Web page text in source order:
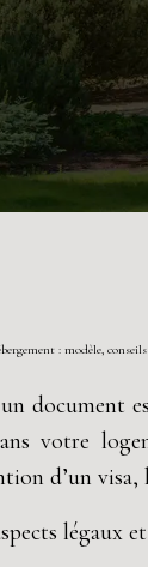
: modèle,
document
votre
d’un
légaux